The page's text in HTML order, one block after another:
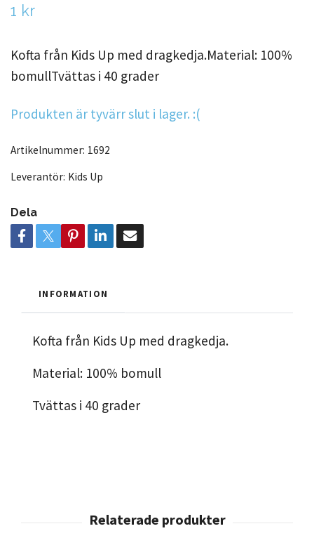
1 kr
Kofta från Kids Up med dragkedja.Material: 100%
bomullTvättas i 40 grader
Produkten är tyvärr slut i lager. :(
Artikelnummer: 1692
Leverantör: Kids Up
Dela
INFORMATION
Kofta från Kids Up med dragkedja.
Material: 100% bomull
Tvättas i 40 grader